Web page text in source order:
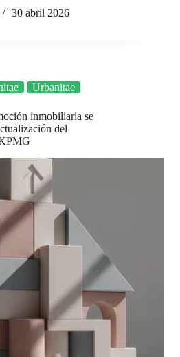
30 abril 2026
Urbanitae
inmobiliaria se
del